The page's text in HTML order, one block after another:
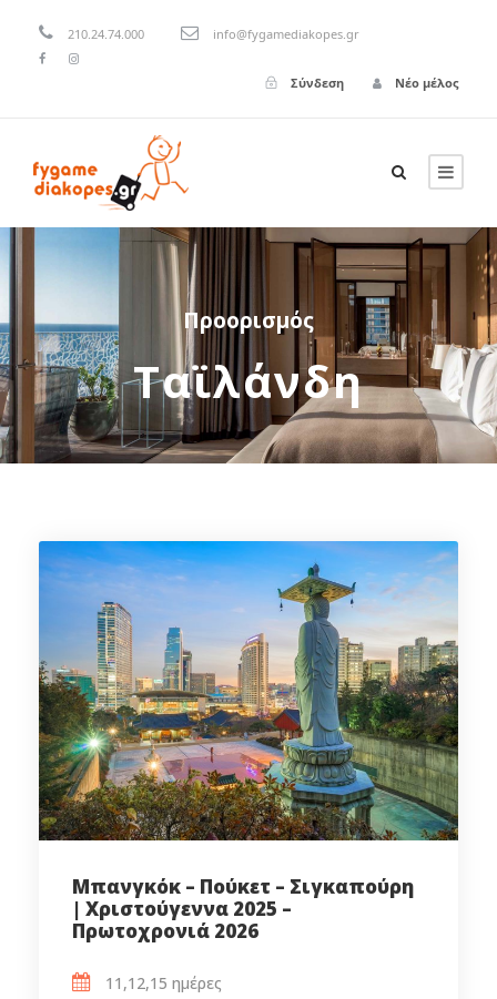
210.24.74.000 info@fygamediakopes.gr
Σύνδεση Νέο μέλος
Προορισμός
Ταϊλάνδη
Μπανγκόκ – Πούκετ – Σιγκαπούρη
| Χριστούγεννα 2025 –
Πρωτοχρονιά 2026
11,12,15 ημέρες